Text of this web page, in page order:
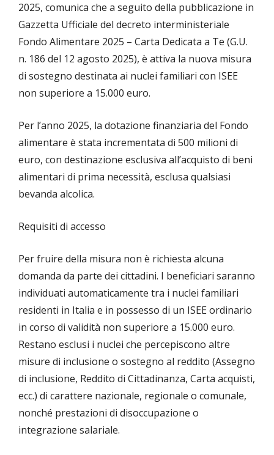
2025, comunica che a seguito della pubblicazione in
Gazzetta Ufficiale del decreto interministeriale
Fondo Alimentare 2025 – Carta Dedicata a Te (G.U.
n. 186 del 12 agosto 2025), è attiva la nuova misura
di sostegno destinata ai nuclei familiari con ISEE
non superiore a 15.000 euro.
Per l’anno 2025, la dotazione finanziaria del Fondo
alimentare è stata incrementata di 500 milioni di
euro, con destinazione esclusiva all’acquisto di beni
alimentari di prima necessità, esclusa qualsiasi
bevanda alcolica.
Requisiti di accesso
Per fruire della misura non è richiesta alcuna
domanda da parte dei cittadini. I beneficiari saranno
individuati automaticamente tra i nuclei familiari
residenti in Italia e in possesso di un ISEE ordinario
in corso di validità non superiore a 15.000 euro.
Restano esclusi i nuclei che percepiscono altre
misure di inclusione o sostegno al reddito (Assegno
di inclusione, Reddito di Cittadinanza, Carta acquisti,
ecc.) di carattere nazionale, regionale o comunale,
nonché prestazioni di disoccupazione o
integrazione salariale.